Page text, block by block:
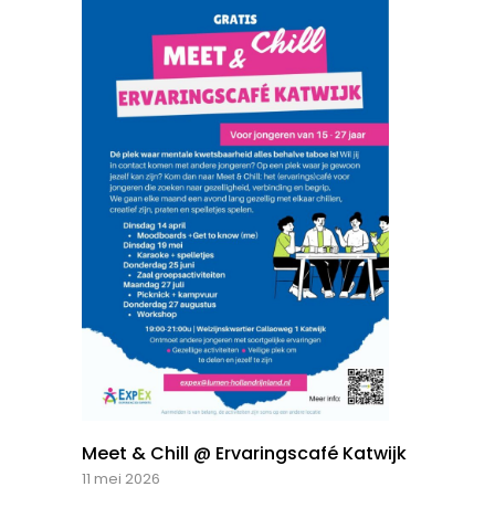
Meet & Chill @ Ervaringscafé Katwijk
11 mei 2026